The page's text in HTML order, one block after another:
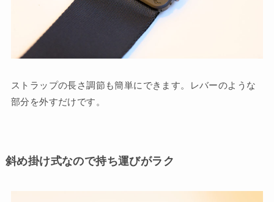
ストラップの長さ調節も簡単にできます。レバーのような
部分を外すだけです。
斜め掛け式なので持ち運びがラク